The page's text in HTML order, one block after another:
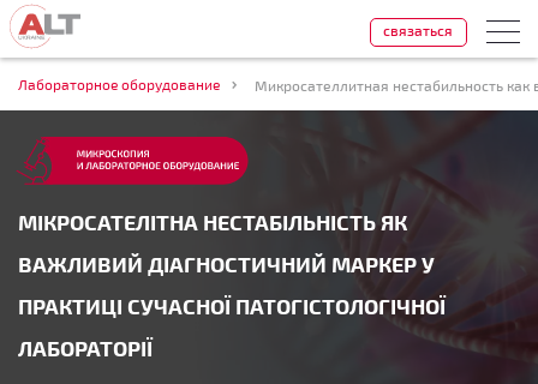
Лабораторное оборудование
МІКРОСАТЕЛІТНА НЕСТАБІЛЬНІСТЬ ЯК
ВАЖЛИВИЙ ДІАГНОСТИЧНИЙ МАРКЕР У
ПРАКТИЦІ СУЧАСНОЇ ПАТОГІСТОЛОГІЧНОЇ
ЛАБОРАТОРІЇ
связаться